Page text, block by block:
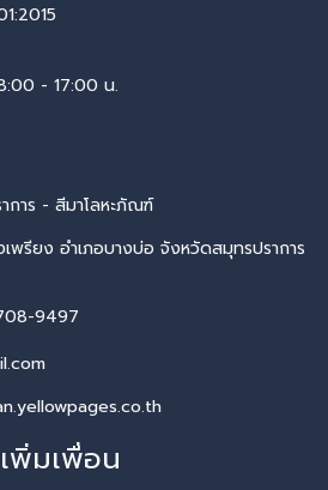
- 17:00 น.
การ - สีมาโลหะภัณฑ์
พรียง อำเภอบางบ่อ จังหวัดสมุทรปราการ
9497
เพิ่มเพื่อน